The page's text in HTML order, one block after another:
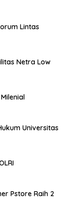
Lintas
Netra Low
Pstore Raih 2